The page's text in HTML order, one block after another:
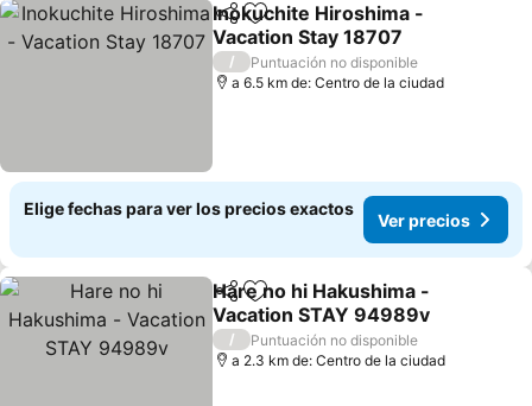
CompartirAgregar a favoritos
Inokuchite Hiroshima -
Vacation Stay 18707
Ver precios
/
Puntuación no disponible
a 6.5 km de: Centro de la ciudad
Elige fechas para ver los precios exactos
Ver precios
CompartirAgregar a favoritos
Hare no hi Hakushima -
Vacation STAY 94989v
Ver precios
/
Puntuación no disponible
a 2.3 km de: Centro de la ciudad